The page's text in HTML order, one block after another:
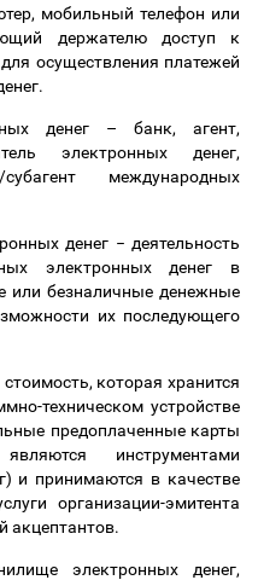
мобильный телефон или
держателю доступ к
осуществления платежей
денег – банк, агент,
электронных денег,
международных
денег − деятельность
электронных денег в
или безналичные денежные
их последующего
котораяхранится
техническом устройстве
предоплаченные карты
инструментами
и принимаются в качестве
организации-эмитента
акцептантов.
электронных денег,